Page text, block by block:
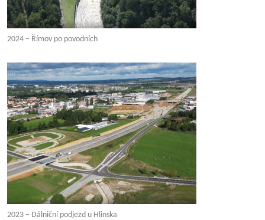
2024 – Římov po povodních
2023 – Dálniční podjezd u Hlinska